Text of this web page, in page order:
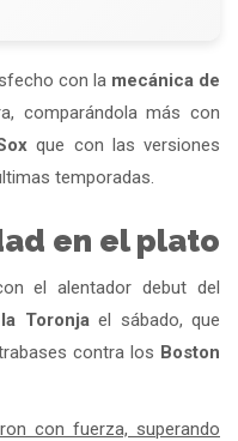
con la mecánica de
comparándola más con
que con las versiones
temporadas.
en el plato
el alentador debut del
Toronjael sábado, que
contra los Boston
con fuerza, superando